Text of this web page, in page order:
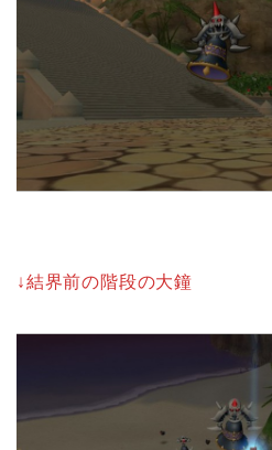
↓結界前の階段の大鐘